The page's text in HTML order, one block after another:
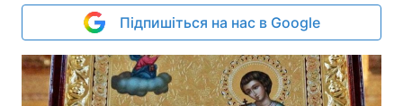
Підпишіться на нас в Google